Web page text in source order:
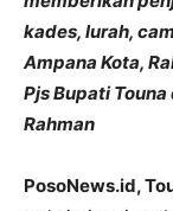
kades, lurah,
Ampana Kota,
Pjs Bupati
Rahman
PosoNews.id,